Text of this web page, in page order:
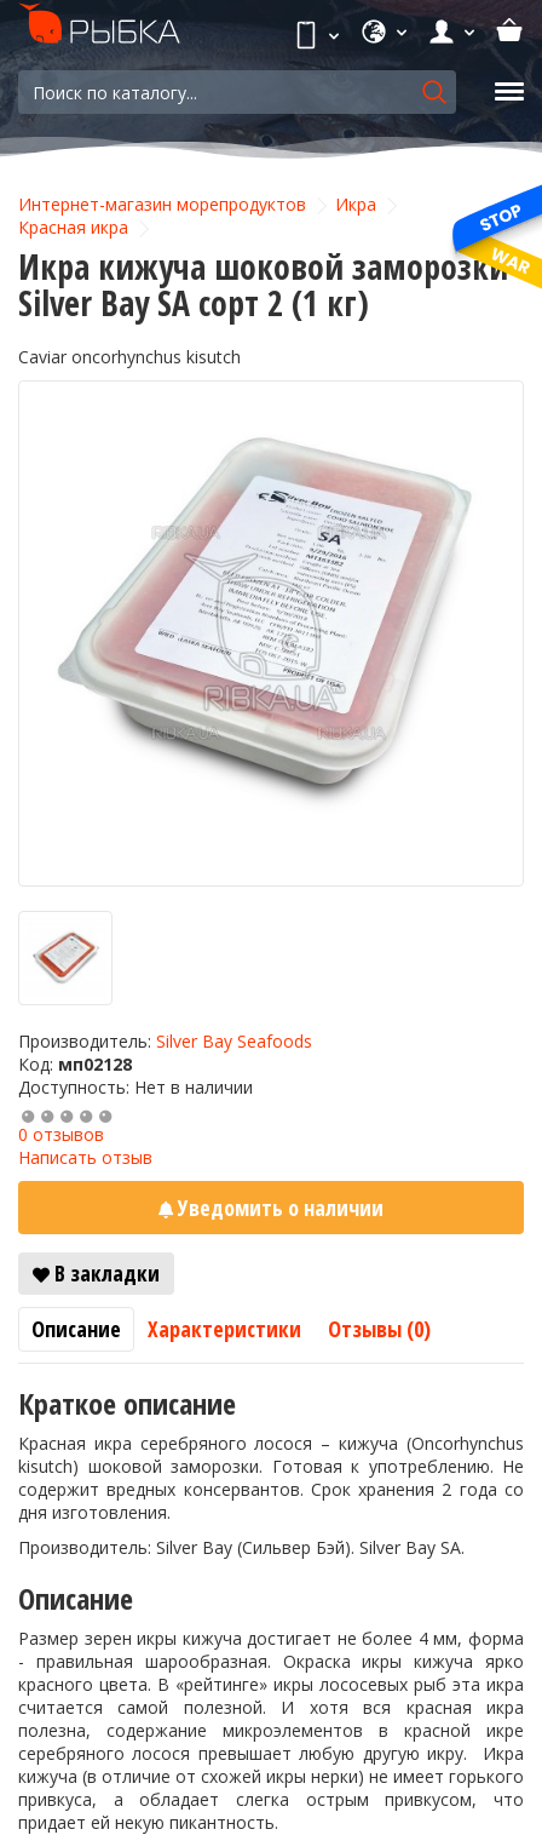
Интернет-магазин морепродуктов
Икра
Красная икра
Икра кижуча шоковой заморозки
Silver Bay SA сорт 2 (1 кг)
Caviar oncorhynchus kisutch
Производитель: Silver Bay Seafoods
Код: мп02128
Доступность: Нет в наличии
0 отзывов
Написать отзыв
Уведомить о наличии
В закладки
Описание
Характеристики Отзывы (0)
Краткое описание
Красная икра серебряного лосося – кижуча (Oncorhynchus
kisutch) шоковой заморозки. Готовая к употреблению. Не
содержит вредных консервантов. Срок хранения 2 года со
дня изготовления.
Производитель: Silver Bay (Сильвер Бэй). Silver Bay SA.
Описание
Размер зерен икры кижуча достигает не более 4 мм, форма
- правильная шарообразная. Окраска икры кижуча ярко
красного цвета. В «рейтинге» икры лососевых рыб эта икра
считается самой полезной. И хотя вся красная икра
полезна, содержание микроэлементов в красной икре
серебряного лосося превышает любую другую икру. Икра
кижуча (в отличие от схожей икры нерки) не имеет горького
привкуса, а обладает слегка острым привкусом, что
придает ей некую пикантность.